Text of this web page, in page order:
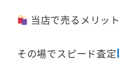
当店で売るメリット
その場でスピード査定